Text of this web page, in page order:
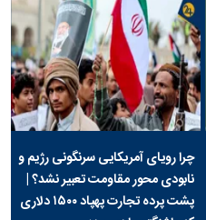
چرا رویای آمریکایی سرنگونی رژیم و
نابودی محور مقاومت تعبیر نشد؟ |
پشت پرده تجارت پهپاد‌ ۱۵۰۰ دلاری